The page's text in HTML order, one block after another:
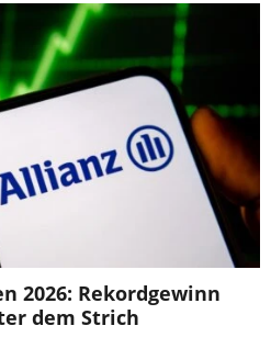
2026: Rekordgewinn
dem Strich